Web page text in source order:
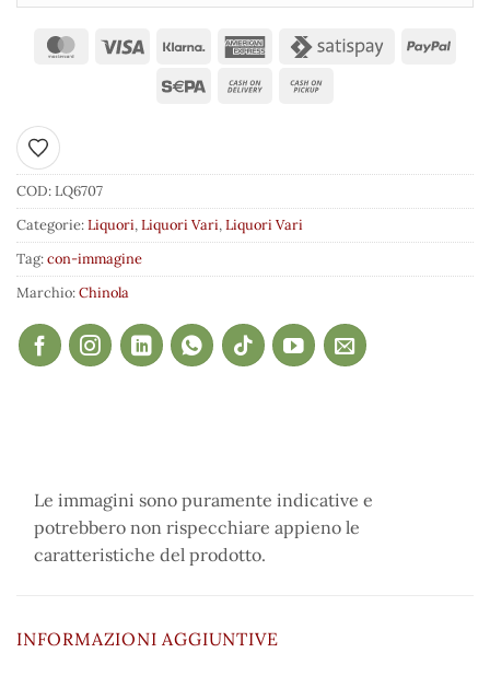
Aggiungi ai preferiti
COD:LQ6707
Categorie:Liquori,Liquori Vari,Liquori Vari
Tag:con-immagine
Marchio:Chinola
Le immagini sono puramente indicative e
potrebbero non rispecchiare appieno le
caratteristiche del prodotto.
INFORMAZIONI AGGIUNTIVE